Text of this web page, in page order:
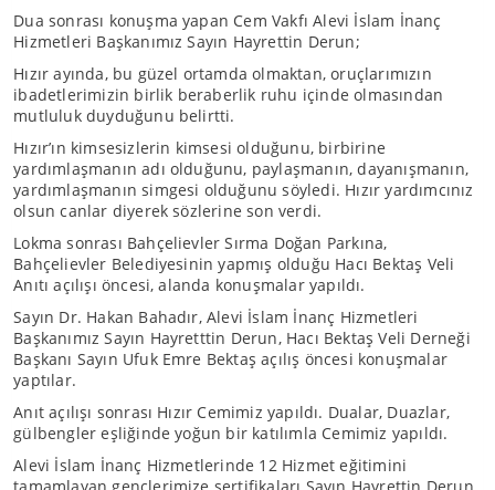
Dua sonrası konuşma yapan Cem Vakfı Alevi İslam İnanç
Hizmetleri Başkanımız Sayın Hayrettin Derun;
Hızır ayında, bu güzel ortamda olmaktan, oruçlarımızın
ibadetlerimizin birlik beraberlik ruhu içinde olmasından
mutluluk duyduğunu belirtti.
Hızır’ın kimsesizlerin kimsesi olduğunu, birbirine
yardımlaşmanın adı olduğunu, paylaşmanın, dayanışmanın,
yardımlaşmanın simgesi olduğunu söyledi. Hızır yardımcınız
olsun canlar diyerek sözlerine son verdi.
Lokma sonrası Bahçelievler Sırma Doğan Parkına,
Bahçelievler Belediyesinin yapmış olduğu Hacı Bektaş Veli
Anıtı açılışı öncesi, alanda konuşmalar yapıldı.
Sayın Dr. Hakan Bahadır, Alevi İslam İnanç Hizmetleri
Başkanımız Sayın Hayretttin Derun, Hacı Bektaş Veli Derneği
Başkanı Sayın Ufuk Emre Bektaş açılış öncesi konuşmalar
yaptılar.
Anıt açılışı sonrası Hızır Cemimiz yapıldı. Dualar, Duazlar,
gülbengler eşliğinde yoğun bir katılımla Cemimiz yapıldı.
Alevi İslam İnanç Hizmetlerinde 12 Hizmet eğitimini